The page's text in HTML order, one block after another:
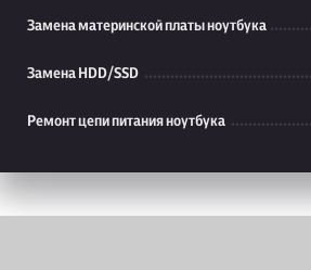
Замена материнской платы ноутбука
Замена HDD/SSD
Ремонт цепи питания ноутбука